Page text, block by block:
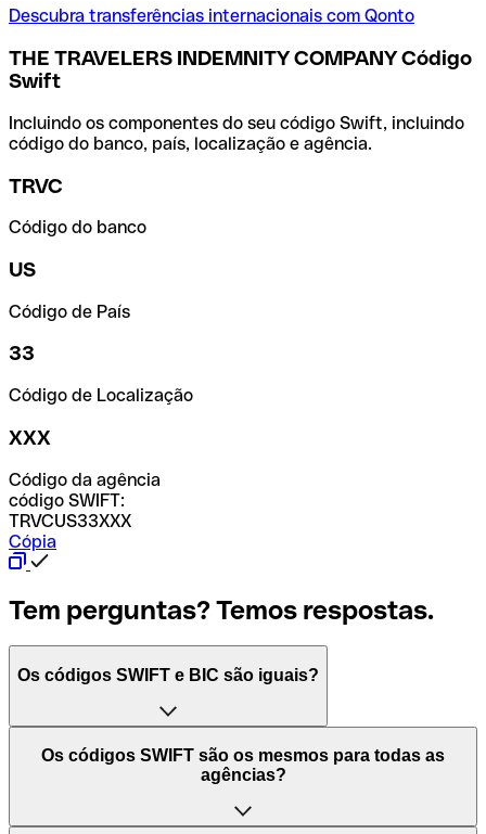
Descubra transferências internacionais com Qonto
THE TRAVELERS INDEMNITY COMPANY Código
Swift
Incluindo os componentes do seu código Swift, incluindo
código do banco, país, localização e agência.
TRVC
Código do banco
US
Código de País
33
Código de Localização
XXX
Código da agência
código SWIFT:
TRVCUS33XXX
Cópia
Tem perguntas? Temos respostas.
Os códigos SWIFT e BIC são iguais?
O acrónimo SWIFT significa "Society for Worldwide
Interbank Financial Telecommunication (Sociedade para
Mundiais)". Trata-se de uma rede mundial onde se
Os códigos SWIFT são os mesmos para todas as
agências?